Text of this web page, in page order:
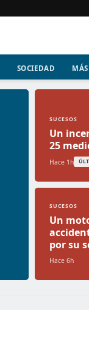
SOCIEDAD MÁS
SUCESOS
Un
25
Hace 1h
SUCESOS
Un
por su
Hace 6h